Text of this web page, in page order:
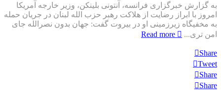
به گزارش خبرگزاری فرانسه، آنتونی بلینکن، وزیر خارجه آمریکا
امروز با ابراز رضایت از هلاکت رهبر حزب الله لبنان در جریان حمله
به مخفیگاه زیرزمینی او در بیروت گفت: جهان بدون نصرالله جای
امن تری...
Read more
Share
Tweet
Share
Share